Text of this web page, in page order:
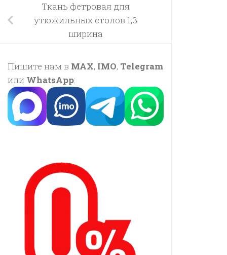
Ткань фетровая для
утюжильных столов 1,3
ширина
Пишите нам в MAX, IMO, Telegram
или WhatsApp: